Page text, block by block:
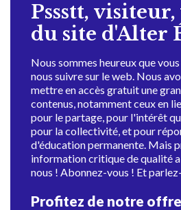
Pssstt,
du site d'Alter
Nous sommes heureux que
nous suivre sur le web. Nous
mettre en accès gratuit une
contenus, notamment ceux en
pour le partage, pour l'intérêt
pour la collectivité, et pour
d'éducation permanente. Mais
information critique de qualité a
nous ! Abonnez-vous ! Et
Profitez de notre